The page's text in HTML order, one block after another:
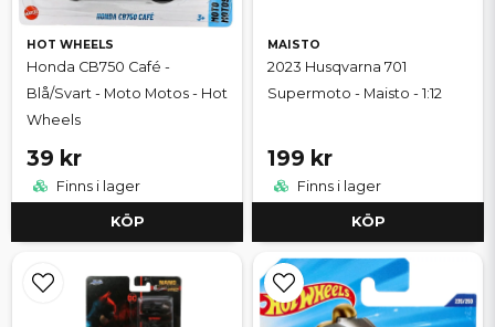
HOT WHEELS
Honda CB750 Café -
Blå/Svart - Moto Motos - Hot
Wheels
39 kr
Finns i lager
KÖP
MAISTO
2023 Husqvarna 701
Supermoto - Maisto - 1:12
199 kr
Finns i lager
KÖP